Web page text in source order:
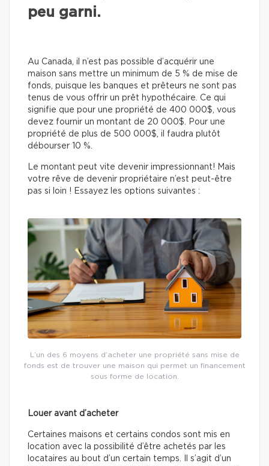
peu garni.
Au Canada, il n’est pas possible d’acquérir une
maison sans mettre un minimum de 5 % de mise de
fonds, puisque les banques et prêteurs ne sont pas
tenus de vous offrir un prêt hypothécaire. Ce qui
signifie que pour une propriété de 400 000$, vous
devez fournir un montant de 20 000$. Pour une
propriété de plus de 500 000$, il faudra plutôt
débourser 10 %.
Le montant peut vite devenir impressionnant! Mais
votre rêve de devenir propriétaire n’est peut-être
pas si loin ! Essayez les options suivantes :
L’un des 6 moyens d’acheter une propriété sans mise de
fonds est de trouver une maison qui permet un financement
sous forme de location.
Louer avant d’acheter
Certaines maisons et certains condos sont mis en
location avec la possibilité d’être achetés par les
locataires au bout d’un certain temps. Il s’agit d’un